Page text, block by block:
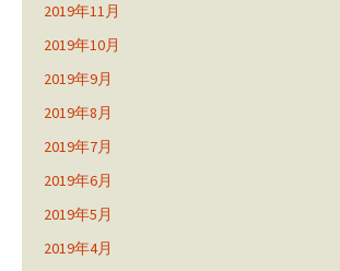
2019年11月
2019年10月
2019年9月
2019年8月
2019年7月
2019年6月
2019年5月
2019年4月